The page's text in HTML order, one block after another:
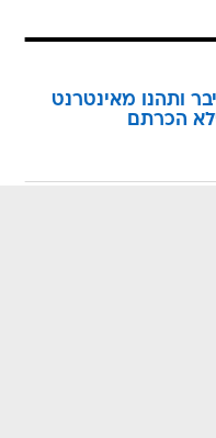
ותהנו מאינטרנט
הכרתם